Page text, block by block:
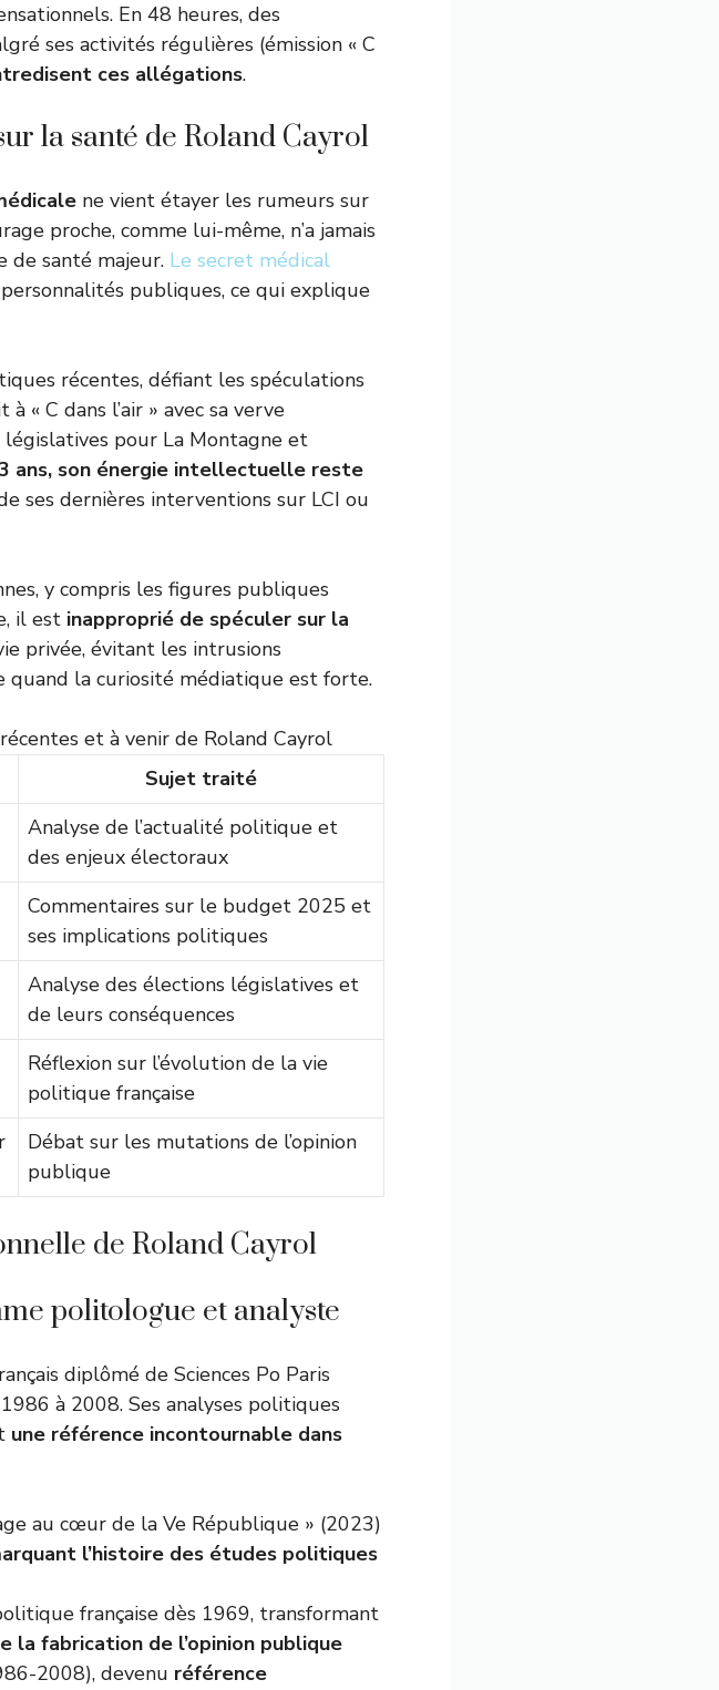
En 48 heures, des
ses activités régulières (émission « C
ces allégations.
la santé de Roland Cayrol
ne vient étayer les rumeurs sur
proche, comme lui-même, n’a jamais
santé majeur. Le secret médical
publiques, ce qui explique
récentes, défiant les spéculations
« C dans l’air » avec sa verve
pour La Montagne et
ans, son énergie intellectuelle reste
ses dernières interventions sur LCI ou
y compris les figures publiques
il est inapproprié de spéculer sur la
privée, évitant les intrusions
quand la curiosité médiatique est forte.
et à venir de Roland Cayrol
Sujet traité
Analyse de l’actualité politique et
des enjeux électoraux
Commentaires sur le budget 2025 et
ses implications politiques
Analyse des élections législatives et
de leurs conséquences
Réflexion sur l’évolution de la vie
politique française
Débat sur les mutations de l’opinion
publique
de Roland Cayrol
politologue et analyste
diplômé de Sciences Po Paris
à 2008. Ses analyses politiques
une référence incontournable dans
au cœur de la Ve République » (2023)
l’histoire des études politiques
française dès 1969, transformant
fabrication de l’opinion publique
2008), devenu référence